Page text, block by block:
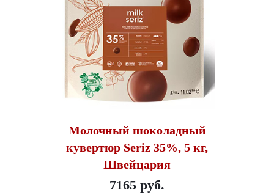
Молочный шоколадный
кувертюр Seriz 35%, 5 кг,
Швейцария
7165 руб.